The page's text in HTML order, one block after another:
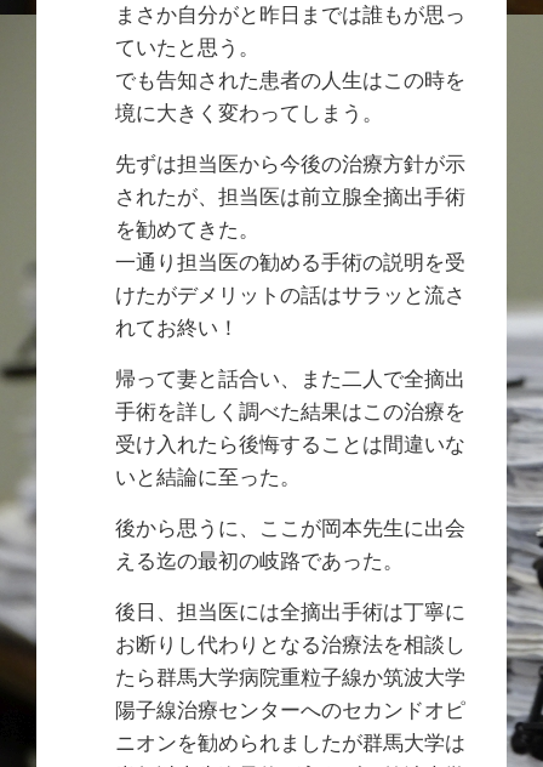
まさか自分がと昨日までは誰もが思っ
ていたと思う。
でも告知された患者の人生はこの時を
境に大きく変わってしまう。
先ずは担当医から今後の治療方針が示
されたが、担当医は前立腺全摘出手術
を勧めてきた。
一通り担当医の勧める手術の説明を受
けたがデメリットの話はサラッと流さ
れてお終い！
帰って妻と話合い、また二人で全摘出
手術を詳しく調べた結果はこの治療を
受け入れたら後悔することは間違いな
いと結論に至った。
後から思うに、ここが岡本先生に出会
える迄の最初の岐路であった。
後日、担当医には全摘出手術は丁寧に
お断りし代わりとなる治療法を相談し
たら群馬大学病院重粒子線か筑波大学
陽子線治療センターへのセカンドオピ
ニオンを勧められましたが群馬大学は